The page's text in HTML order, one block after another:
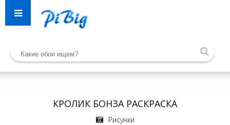
КРОЛИК БОНЗА РАСКРАСКА
Рисунки